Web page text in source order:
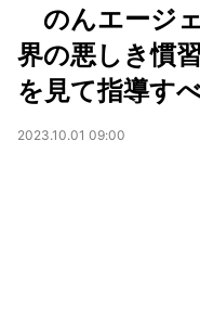
のんエージ
界の悪しき慣
を見て指導すべ
2023.10.01 09:00